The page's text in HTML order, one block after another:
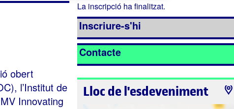
obert
l’Institut de
Innovating
La inscripció ha finalitzat.
Inscriure-s'hi
Contacte
Lloc de l'esdeveniment